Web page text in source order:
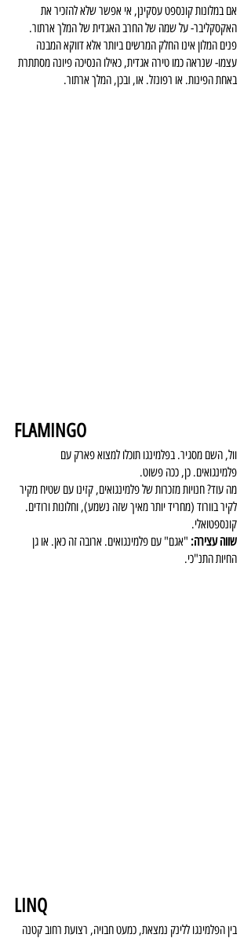
אם במלונות קונספט עסקינן, אי אפשר שלא להזכיר את
האקסקליבר- על שמה של החרב האגדית של המלך ארתור.
פנים המלון אינו החלק המרשים ביותר אלא דווקא המבנה
עצמו- שנראה כמו טירה אגדית, כאילו הנסיכה פיונה מסתתרת
באחת הפינות. או רפונזל. או, ובכן, המלך ארתור.
FLAMINGO
וול, השם מסגיר. בפלמינגו תוכלו למצוא פארק עם
פלמינגואים. כן, ככה פשוט.
מה עוד? חנויות מזכרות של פלמינגואים, קזינו עם שטיח מקיר
לקיר בוורוד (מחריד יותר מאיך שזה נשמע), וחלונות ורודים.
קונספטואלי.
שווה עצירה: "אגם" עם פלמינגואים. ארובה זה כאן. או גן
החיות התנ"כי.
LINQ
בין הפלמינגו ללינק נמצאת, כמעט חבויה, רצועת רחוב קטנה